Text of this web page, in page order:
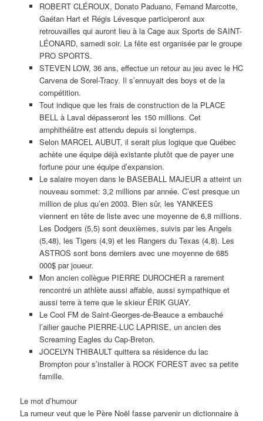
ROBERT CLÉROUX, Donato Paduano, Fernand Marcotte,
Gaétan Hart et Régis Lévesque participeront aux
retrouvailles qui auront lieu à la Cage aux Sports de SAINT-
LÉONARD, samedi soir. La fête est organisée par le groupe
PRO SPORTS.
STEVEN LOW, 36 ans, effectue un retour au jeu avec le HC
Carvena de Sorel-Tracy. Il s’ennuyait des boys et de la
compétition.
Tout indique que les frais de construction de la PLACE
BELL à Laval dépasseront les 150 millions. Cet
amphithéâtre est attendu depuis si longtemps.
Selon MARCEL AUBUT, il serait plus logique que Québec
achète une équipe déjà existante plutôt que de payer une
fortune pour une équipe d’expansion.
Le salaire moyen dans le BASEBALL MAJEUR a atteint un
nouveau sommet: 3,2 millions par année. C’est presque un
million de plus qu’en 2003. Bien sûr, les YANKEES
viennent en tête de liste avec une moyenne de 6,8 millions.
Les Dodgers (5,5) sont deuxièmes, suivis par les Angels
(5,48), les Tigers (4,9) et les Rangers du Texas (4,8). Les
ASTROS sont bons derniers avec une moyenne de 685
000$ par joueur.
Mon ancien collègue PIERRE DUROCHER a rarement
rencontré un athlète aussi affable, aussi sympathique et
aussi terre à terre que le skieur ÉRIK GUAY.
Le Cool FM de Saint-Georges-de-Beauce a embauché
l’ailier gauche PIERRE-LUC LAPRISE, un ancien des
Screaming Eagles du Cap-Breton.
JOCELYN THIBAULT quittera sa résidence du lac
Brompton pour s’installer à ROCK FOREST avec sa petite
famille.
Le mot d’humour
La rumeur veut que le Père Noël fasse parvenir un dictionnaire à